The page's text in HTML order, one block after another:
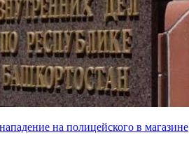
на полицейского в магазине